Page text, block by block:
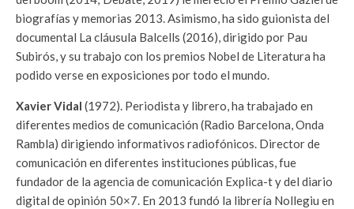
biografías y memorias 2013. Asimismo, ha sido guionista del
documental La cláusula Balcells (2016), dirigido por Pau
Subirós, y su trabajo con los premios Nobel de Literatura ha
podido verse en exposiciones por todo el mundo.
Xavier Vidal (1972). Periodista y librero, ha trabajado en
diferentes medios de comunicación (Radio Barcelona, Onda
Rambla) dirigiendo informativos radiofónicos. Director de
comunicación en diferentes instituciones públicas, fue
fundador de la agencia de comunicación Explica-t y del diario
digital de opinión 50×7. En 2013 fundó la librería Nollegiu en